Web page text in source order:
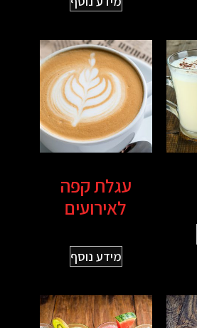
עגלת קפה
לאירועים
מידע נוסף